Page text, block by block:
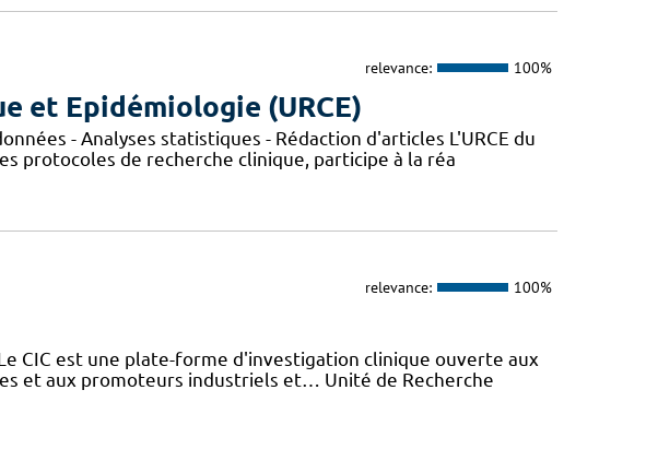
relevance: 100%
et Epidémiologie (URCE)
- Analyses statistiques - Rédaction d'articles L'URCE du
protocoles de recherche clinique, participe à la réa
relevance: 100%
CIC est une plate-forme d'investigation clinique ouverte aux
et aux promoteurs industriels et… Unité de Recherche